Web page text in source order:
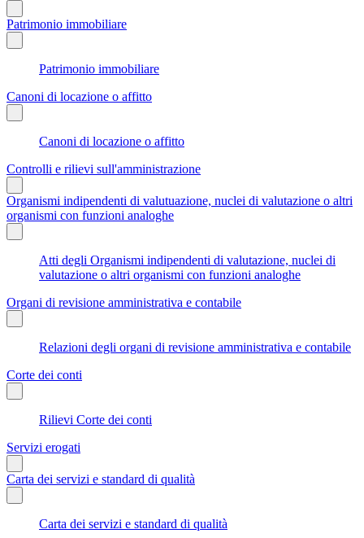
Patrimonio immobiliare
Patrimonio immobiliare
Canoni di locazione o affitto
Canoni di locazione o affitto
Controlli e rilievi sull'amministrazione
Organismi indipendenti di valutuazione, nuclei di valutazione o altri
organismi con funzioni analoghe
Atti degli Organismi indipendenti di valutazione, nuclei di
valutazione o altri organismi con funzioni analoghe
Organi di revisione amministrativa e contabile
Relazioni degli organi di revisione amministrativa e contabile
Corte dei conti
Rilievi Corte dei conti
Servizi erogati
Carta dei servizi e standard di qualità
Carta dei servizi e standard di qualità